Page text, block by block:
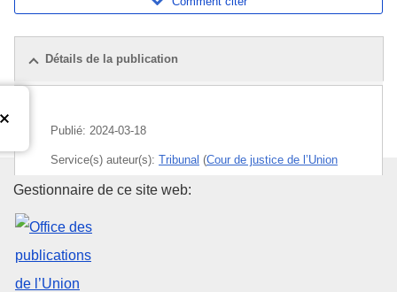
Détails de la publication
Publié: 2024-03-18
Service(s) auteur(s): Tribunal (Cour de justice de l’Union
européenne
Sujet:
Office des publications de
Gestionnaire de ce site web: